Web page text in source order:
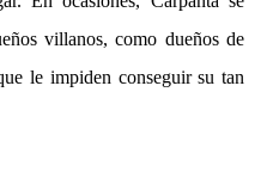
villanos, como dueños de
le impiden conseguir su tan